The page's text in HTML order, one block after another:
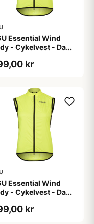
Essential Wind
- Cykelvest - Dame
kr
Essential Wind
- Cykelvest - Dame
kr